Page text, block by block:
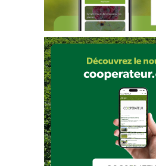
RAP Grandes cultures